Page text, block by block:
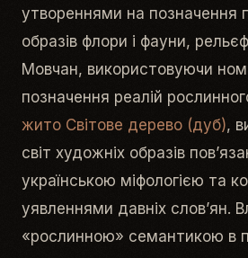
утвореннями на позначення
образів флори і фауни,
Мовчан, використовуючи
позначення реалій
жито Світове дерево (дуб),
світ художніх образів
українською міфологією та
уявленнями давніх слов’ян.
«рослинною» семантикою в